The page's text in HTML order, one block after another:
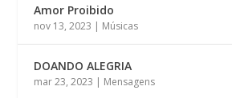
Amor Proibido
nov 13, 2023 | Músicas
DOANDO ALEGRIA
mar 23, 2023 | Mensagens